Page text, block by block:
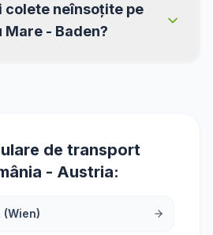
colete neînsoțite pe
- Baden?
de transport
- Austria:
(Wien)